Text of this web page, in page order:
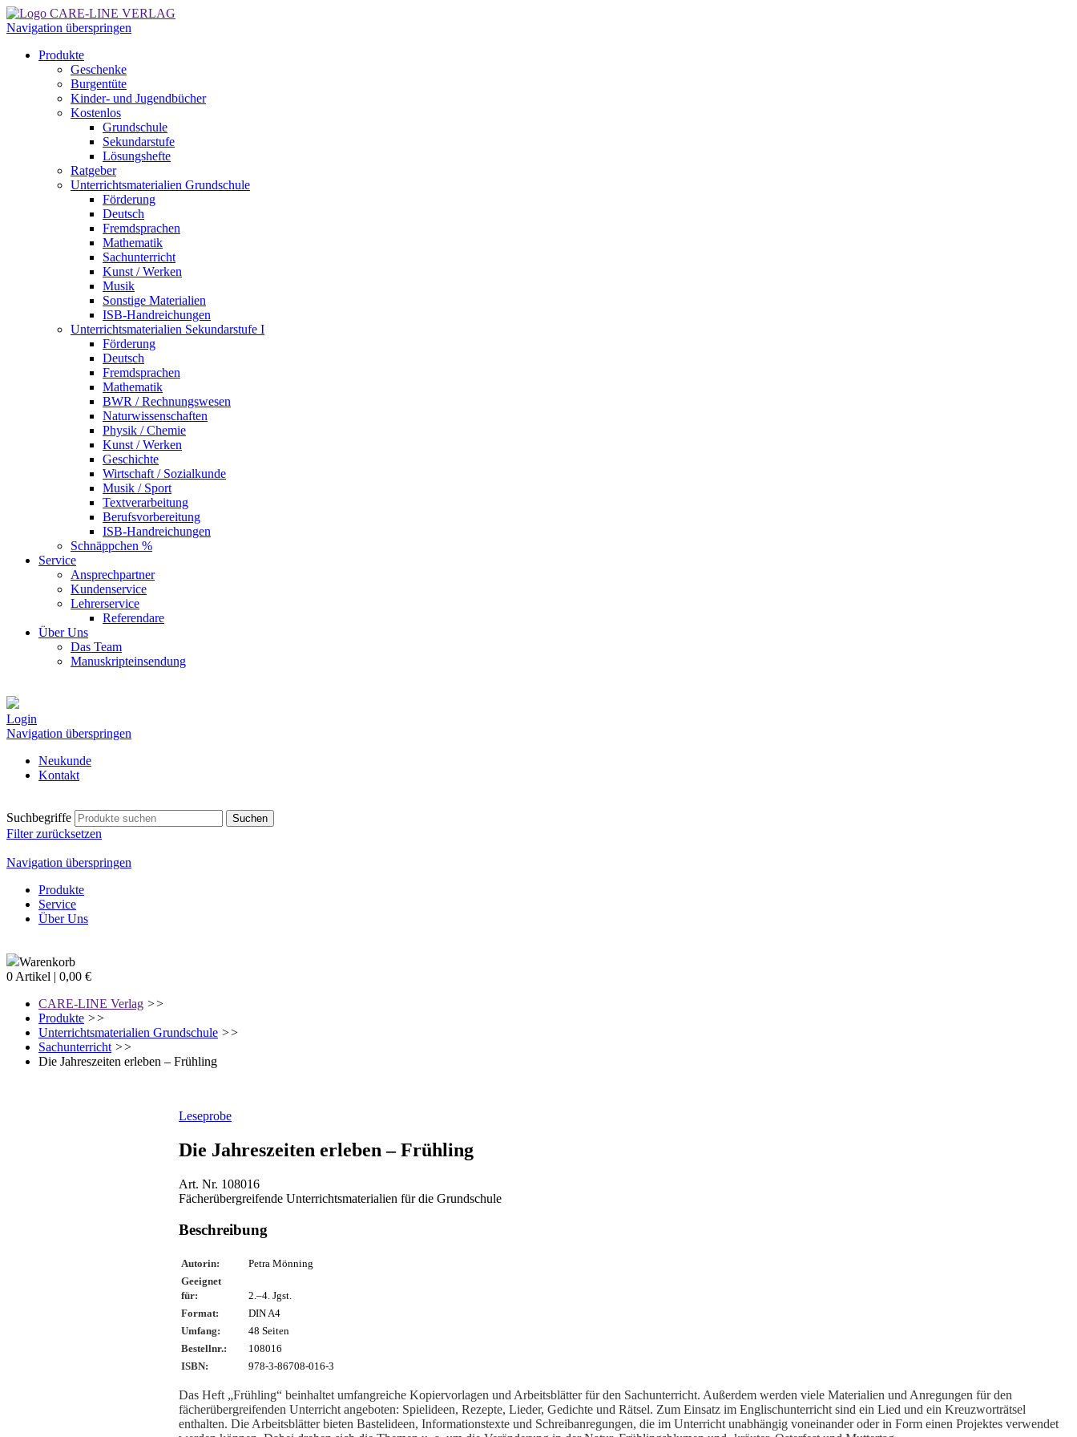
Navigation überspringen
Produkte
Geschenke
Burgentüte
Kinder- und Jugendbücher
Kostenlos
Grundschule
Sekundarstufe
Lösungshefte
Ratgeber
Unterrichtsmaterialien Grundschule
Förderung
Deutsch
Fremdsprachen
Mathematik
Sachunterricht
Kunst / Werken
Musik
Sonstige Materialien
ISB-Handreichungen
Unterrichtsmaterialien Sekundarstufe I
Förderung
Deutsch
Fremdsprachen
Mathematik
BWR / Rechnungswesen
Naturwissenschaften
Physik / Chemie
Kunst / Werken
Geschichte
Wirtschaft / Sozialkunde
Musik / Sport
Textverarbeitung
Berufsvorbereitung
ISB-Handreichungen
Schnäppchen %
Service
Ansprechpartner
Kundenservice
Lehrerservice
Referendare
Über Uns
Das Team
Manuskripteinsendung
Login
Navigation überspringen
Neukunde
Kontakt
Suchbegriffe
Filter zurücksetzen
Navigation überspringen
Produkte
Service
Über Uns
Warenkorb
0 Artikel | 0,00 €
CARE-LINE Verlag >>
Produkte >>
Unterrichtsmaterialien Grundschule >>
Sachunterricht >>
Die Jahreszeiten erleben – Frühling
Leseprobe
Die Jahreszeiten erleben – Frühling
Art. Nr. 108016
Fächerübergreifende Unterrichtsmaterialien für die Grundschule
Beschreibung
Autorin:
Petra Mönning
Geeignet
für:
2.–4. Jgst.
Format:
DIN A4
Umfang:
48 Seiten
Bestellnr.:
108016
ISBN:
978-3-86708-016-3
Das Heft „Frühling“ beinhaltet umfangreiche Kopiervorlagen und Arbeitsblätter für den Sachunterricht. Außerdem werden viele Materialien und Anregungen für den
fächerübergreifenden Unterricht angeboten: Spielideen, Rezepte, Lieder, Gedichte und Rätsel. Zum Einsatz im Englischunterricht sind ein Lied und ein Kreuzworträtsel
enthalten. Die Arbeitsblätter bieten Bastelideen, Informationstexte und Schreibanregungen, die im Unterricht unabhängig voneinander oder in Form einen Projektes verwendet